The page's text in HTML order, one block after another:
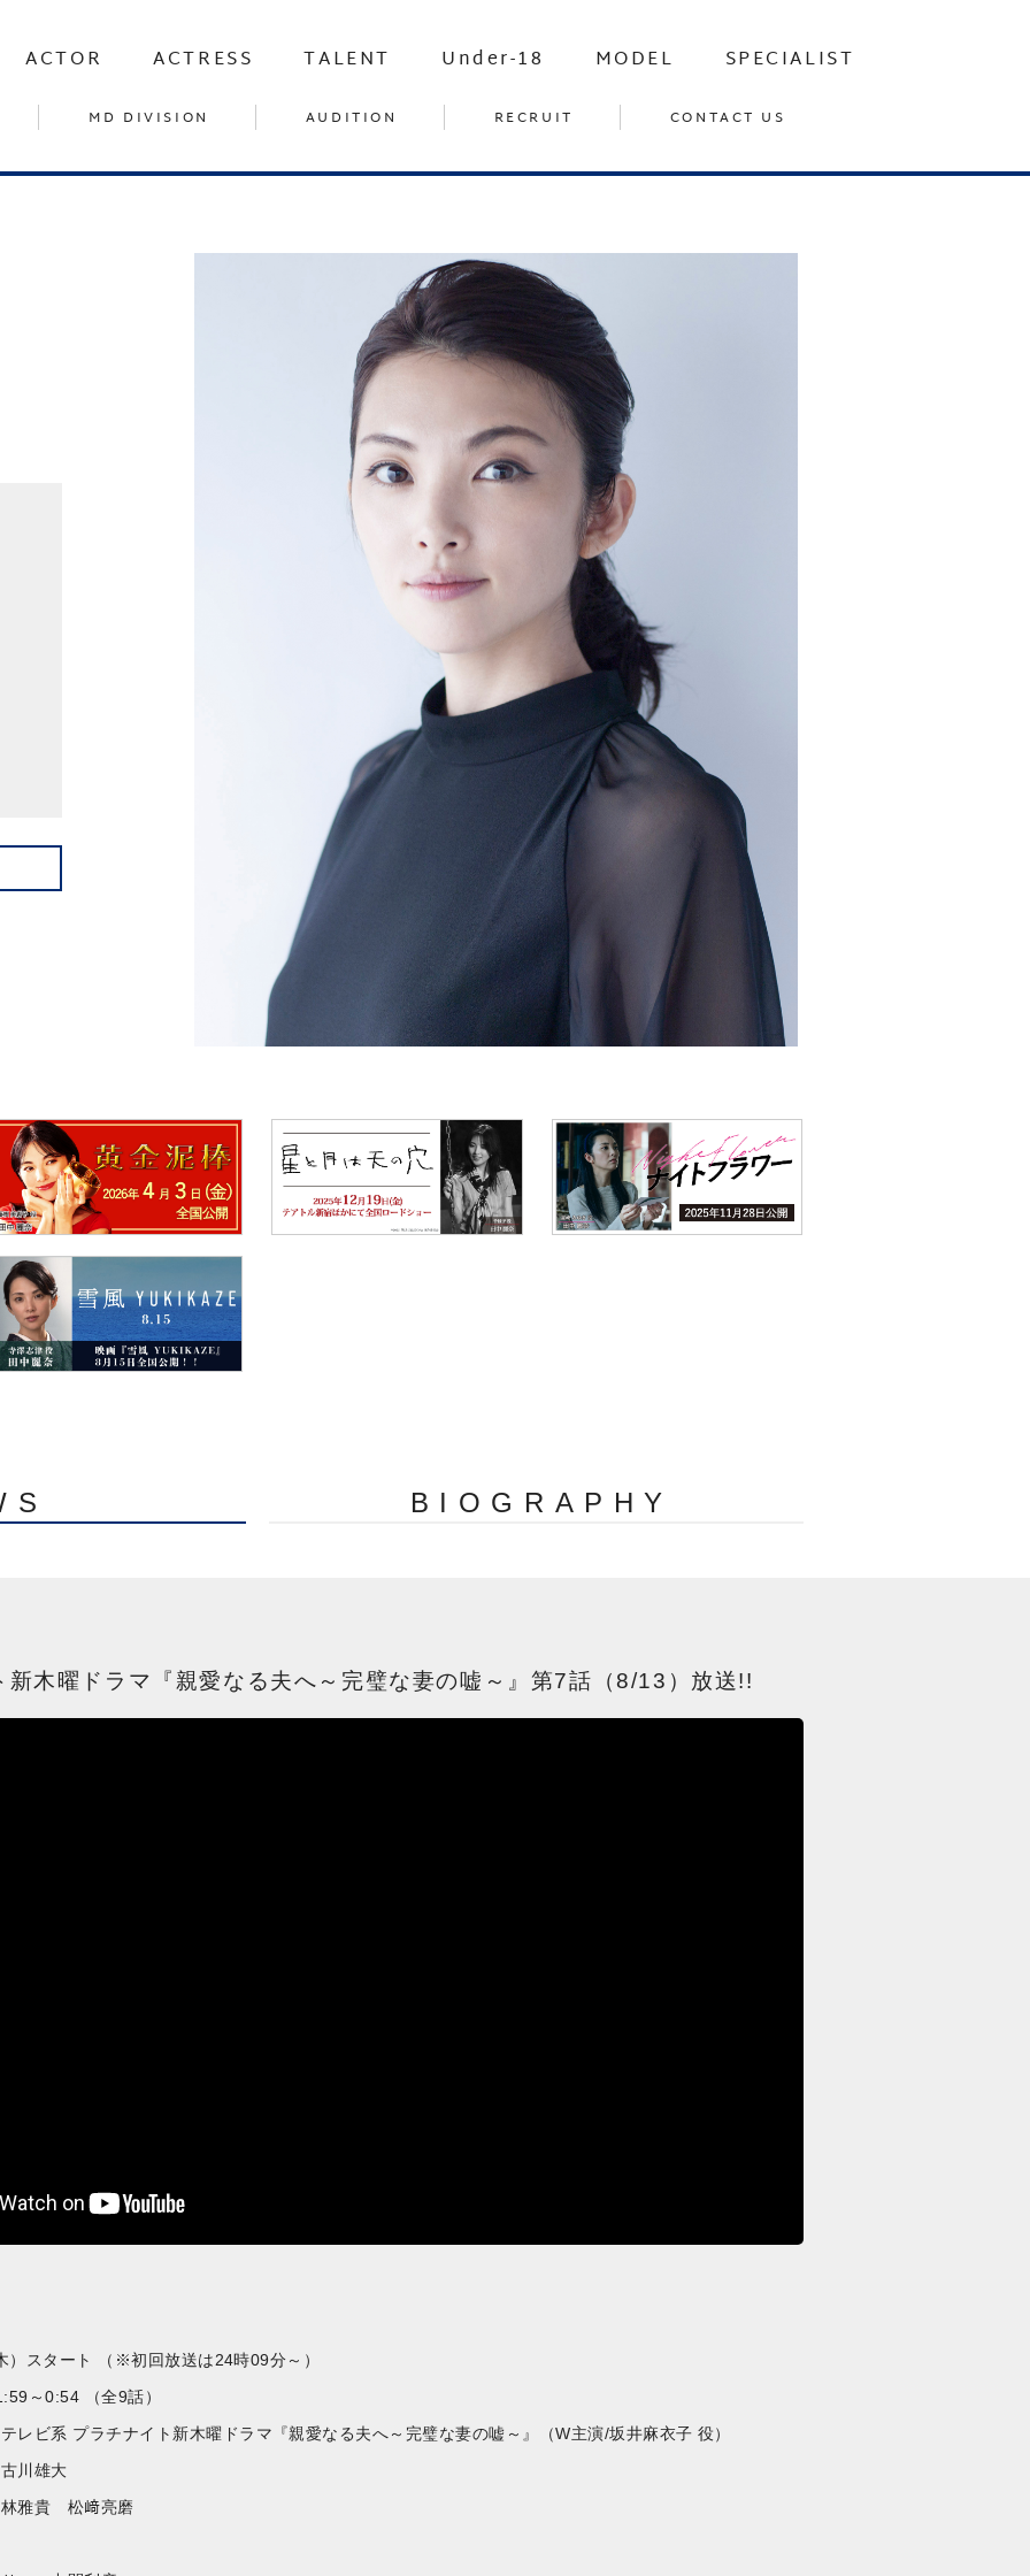
ACTOR ACTRESS TALENT Under-18 MODEL SPECIALIST
MD DIVISION AUDITION RECRUIT CONTACT US
BIOGRAPHY
新木曜ドラマ『親愛なる夫へ～完璧な妻の嘘～』第7話（8/13）放送!!
）スタート （※初回放送は24時09分～）
～0:54 （全9話）
レビ系 プラチナイト新木曜ドラマ『親愛なる夫へ～完璧な妻の嘘～』（W主演/坂井麻衣子 役）
川雄大
雅貴 松﨑亮磨